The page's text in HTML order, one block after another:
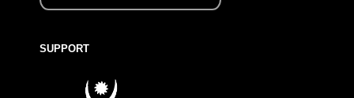
SUPPORT